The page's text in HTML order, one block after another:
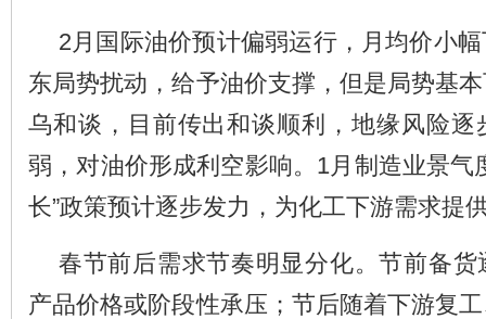
2月国际油价预计偏弱运行，月均价小
东局势扰动，给予油价支撑，但是局势基
乌和谈，目前传出和谈顺利，地缘风险逐
弱，对油价形成利空影响。1月制造业景气
长”政策预计逐步发力，为化工下游需求提
春节前后需求节奏明显分化。节前备
产品价格或阶段性承压；节后随着下游复